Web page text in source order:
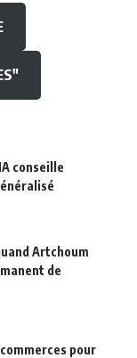
conseille
Artchoum
de
pour